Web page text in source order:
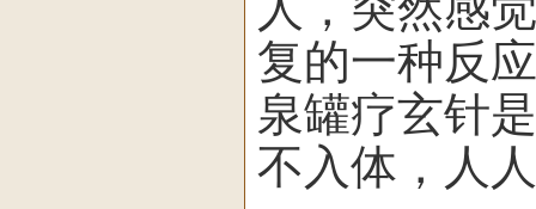
复的一种反
泉罐疗玄针
不入体，人